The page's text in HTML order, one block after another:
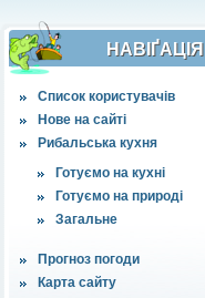
НАВІҐАЦІЯ
Список користувачів
Нове на сайті
Рибальська кухня
Готуємо на кухні
Готуємо на природі
Загальне
Прогноз погоди
Карта сайту